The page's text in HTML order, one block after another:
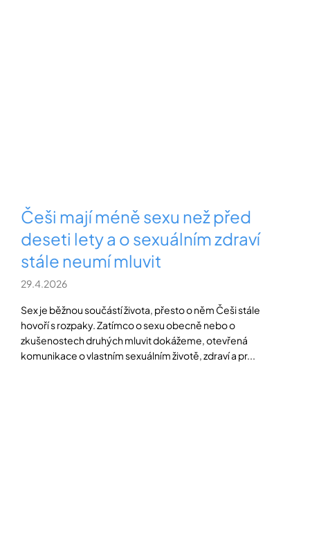
Češi mají méně sexu než před
deseti lety a o sexuálním zdraví
stále neumí mluvit
29.4.2026
Sex je běžnou součástí života, přesto o něm Češi stále
hovoří s rozpaky. Zatímco o sexu obecně nebo o
zkušenostech druhých mluvit dokážeme, otevřená
komunikace o vlastním sexuálním životě, zdraví a pr...